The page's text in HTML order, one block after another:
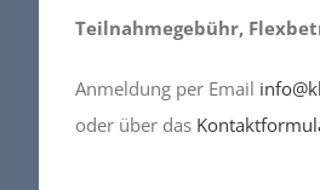
Teilnahmegebühr,
Anmeldung per Email
oder über das